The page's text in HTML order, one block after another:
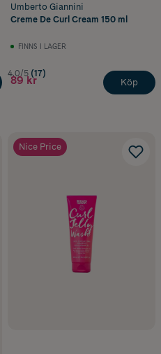
Umberto Giannini
Creme De Curl Cream 150 ml
FINNS I LAGER
4.0/5 (17)
89 kr Köp
Nice Price